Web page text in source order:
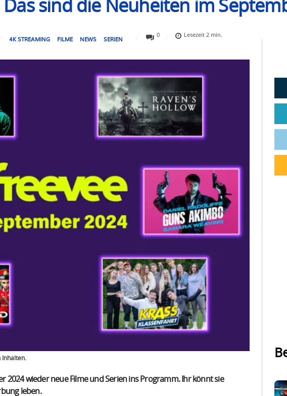
Das sind die Neuheiten im
4K STREAMING FILME NEWS SERIEN
0 Lesezeit2 min.
Inhalten.
2024 wieder neue Filme und Serien ins Programm. Ihr könnt sie
leben.